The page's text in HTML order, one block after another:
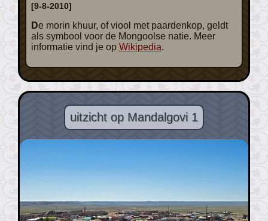
[9-8-2010]
De morin khuur, of viool met paardenkop, geldt
als symbool voor de Mongoolse natie. Meer
informatie vind je op Wikipedia.
uitzicht op Mandalgovi 1